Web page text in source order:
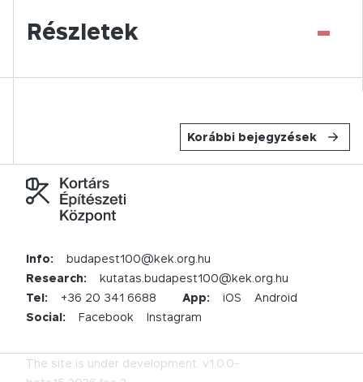
Részletek -
Korábbi bejegyzések
Info:
budapest100@kek.org.hu
Research:
kutatas.budapest100@kek.org.hu
Tel:
+36 20 341 6688 App: iOS
Android
Social:
Facebook Instagram
The site is under development. v1.0.0-